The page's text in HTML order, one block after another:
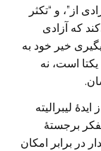
از”، و “تکثر
که آزادی
خیر خود به
است، نه
لیبرالیته
برجستۀ
در برابر امکان